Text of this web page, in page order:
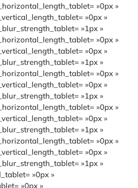
»0px »
»0px »
»1px »
»0px »
»0px »
»1px »
»0px »
»0px »
»1px »
»0px »
»0px »
»1px »
»0px »
»0px »
»1px »
»0px »
»0px »